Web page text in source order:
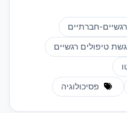
חברתיים
טיפולים רגשיים
פסיכולוגיה